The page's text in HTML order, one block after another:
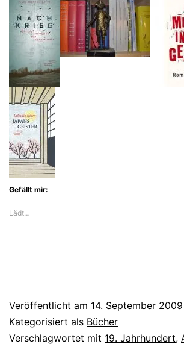
Gefällt mir:
Lädt…
Veröffentlicht am 14. September 2009
Kategorisiert als Bücher
Verschlagwortet mit 19. Jahrhundert,